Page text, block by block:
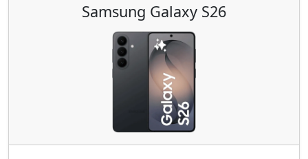
Samsung Galaxy S26